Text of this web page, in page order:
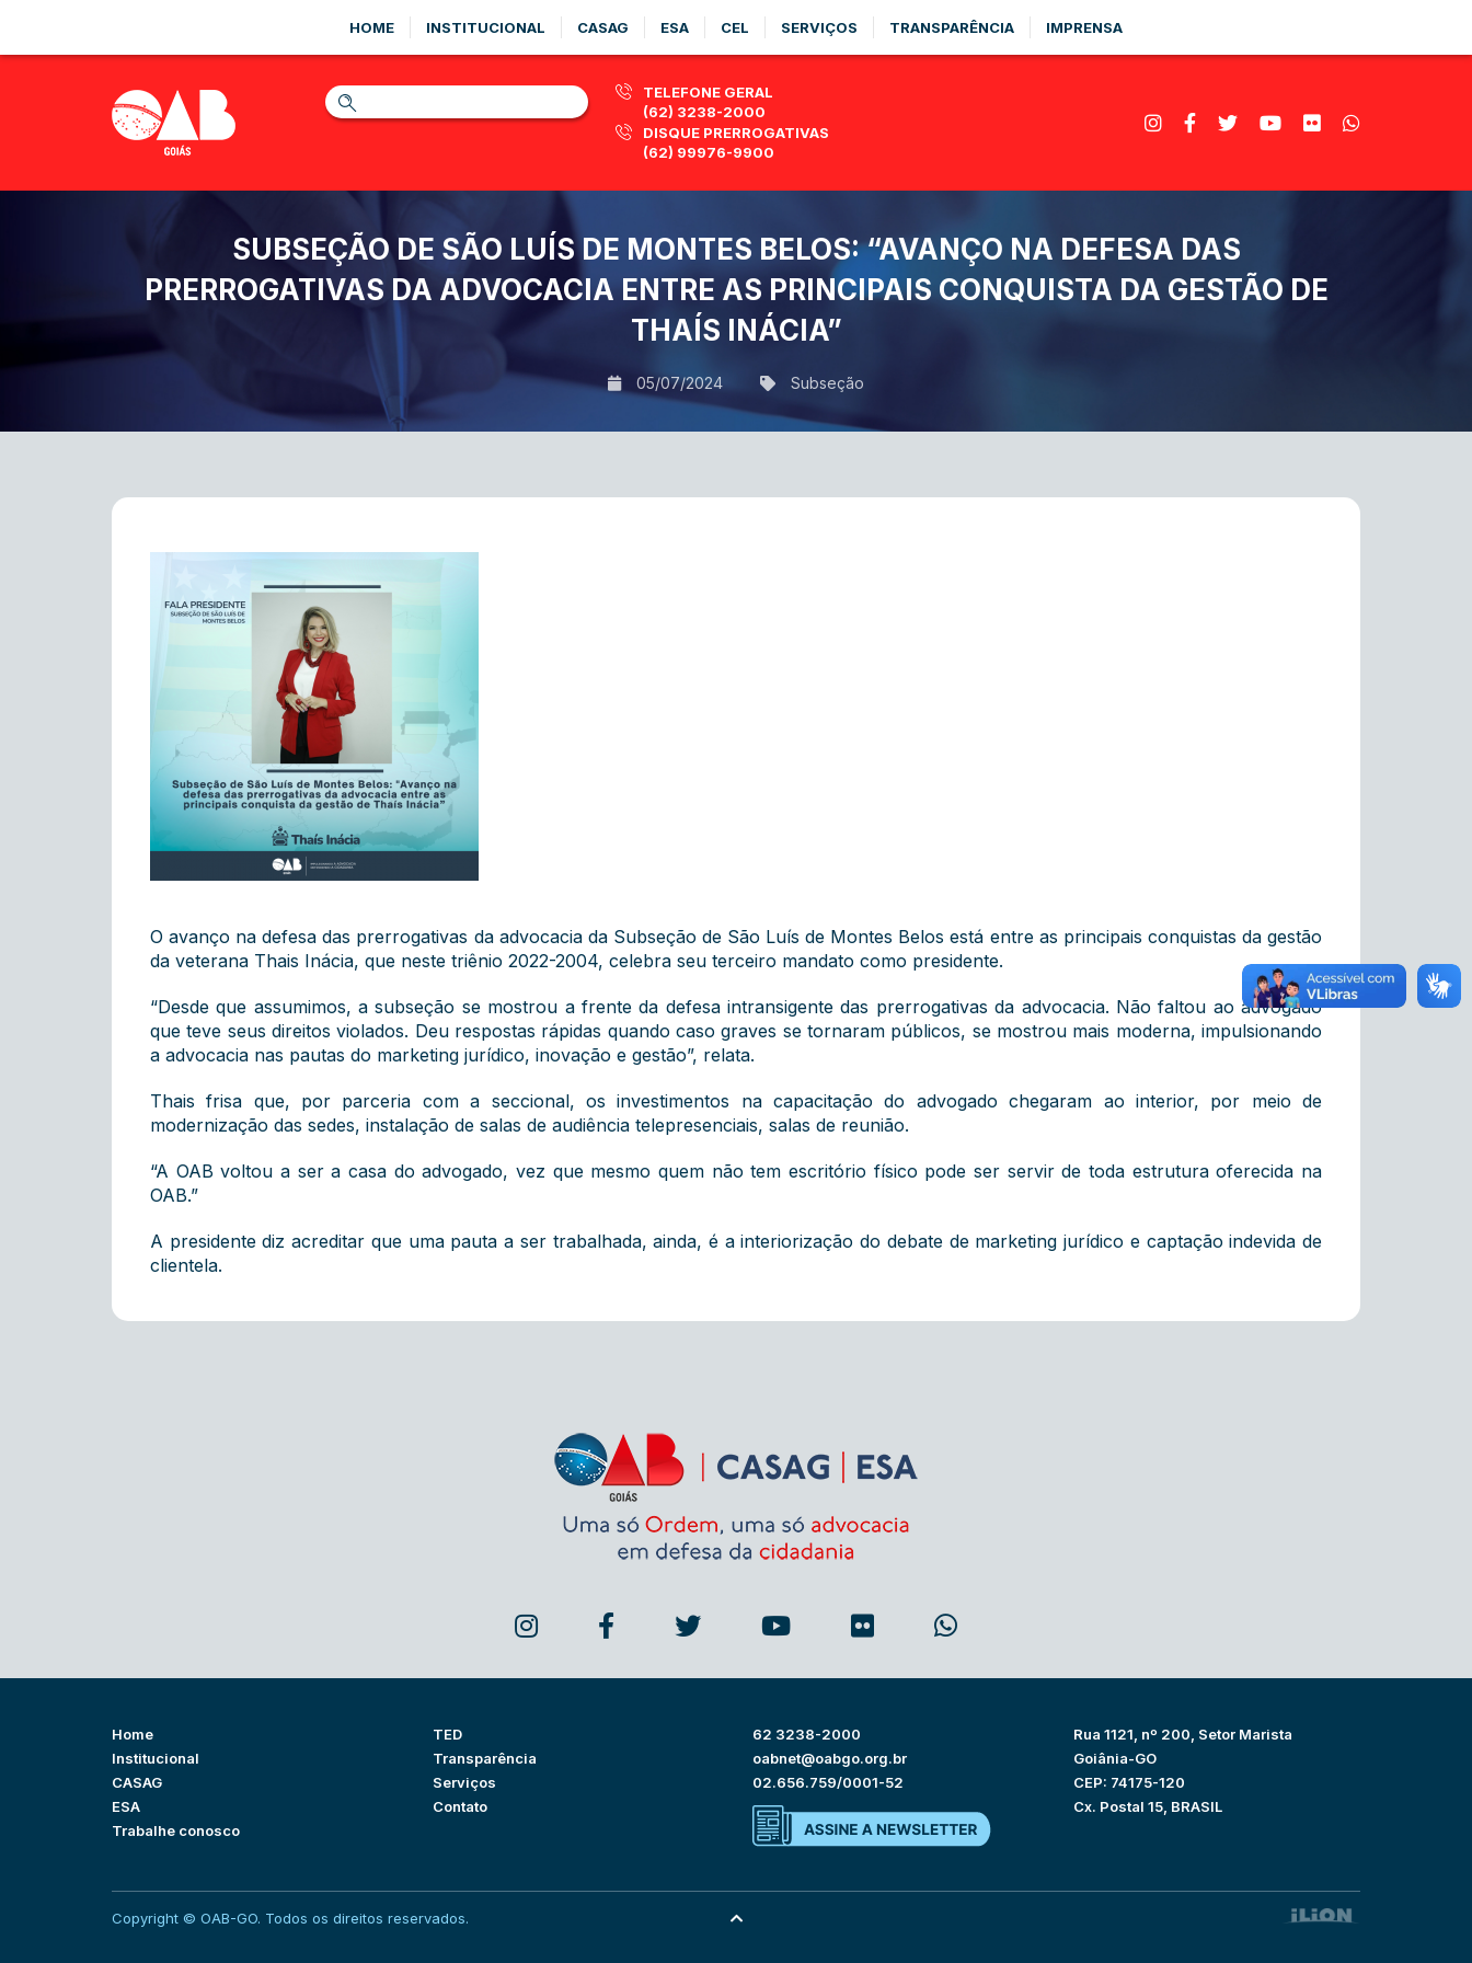
HOME INSTITUCIONAL CASAG ESA CEL SERVIÇOS TRANSPARÊNCIA IMPRENSA
TELEFONE GERAL
(62) 3238-2000
DISQUE PRERROGATIVAS
(62) 99976-9900
SUBSEÇÃO DE SÃO LUÍS DE MONTES BELOS: “AVANÇO NA DEFESA DAS
PRERROGATIVAS DA ADVOCACIA ENTRE AS PRINCIPAIS CONQUISTA DA GESTÃO DE
THAÍS INÁCIA”
05/07/2024 Subseção
O avanço na defesa das prerrogativas da advocacia da Subseção de São Luís de Montes Belos está entre as principais conquistas da gestão
da veterana Thais Inácia, que neste triênio 2022-2004, celebra seu terceiro mandato como presidente.
“Desde que assumimos, a subseção se mostrou a frente da defesa intransigente das prerrogativas da advocacia. Não faltou ao advogado
que teve seus direitos violados. Deu respostas rápidas quando caso graves se tornaram públicos, se mostrou mais moderna, impulsionando
a advocacia nas pautas do marketing jurídico, inovação e gestão”, relata.
Thais frisa que, por parceria com a seccional, os investimentos na capacitação do advogado chegaram ao interior, por meio de
modernização das sedes, instalação de salas de audiência telepresenciais, salas de reunião.
“A OAB voltou a ser a casa do advogado, vez que mesmo quem não tem escritório físico pode ser servir de toda estrutura oferecida na
OAB.”
A presidente diz acreditar que uma pauta a ser trabalhada, ainda, é a interiorização do debate de marketing jurídico e captação indevida de
clientela.
Home
Institucional
CASAG
ESA
Trabalhe conosco
TED
Transparência
Serviços
Contato
62 3238-2000
oabnet@oabgo.org.br
02.656.759/0001-52
Rua 1121, nº 200, Setor Marista
Goiânia-GO
CEP: 74175-120
Cx. Postal 15, BRASIL
Copyright © OAB-GO. Todos os direitos reservados.